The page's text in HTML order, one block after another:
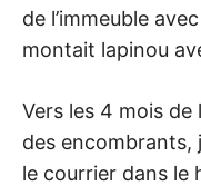
de l’immeuble
montait lapinou
Vers les 4 mois
des
le courrier dans le